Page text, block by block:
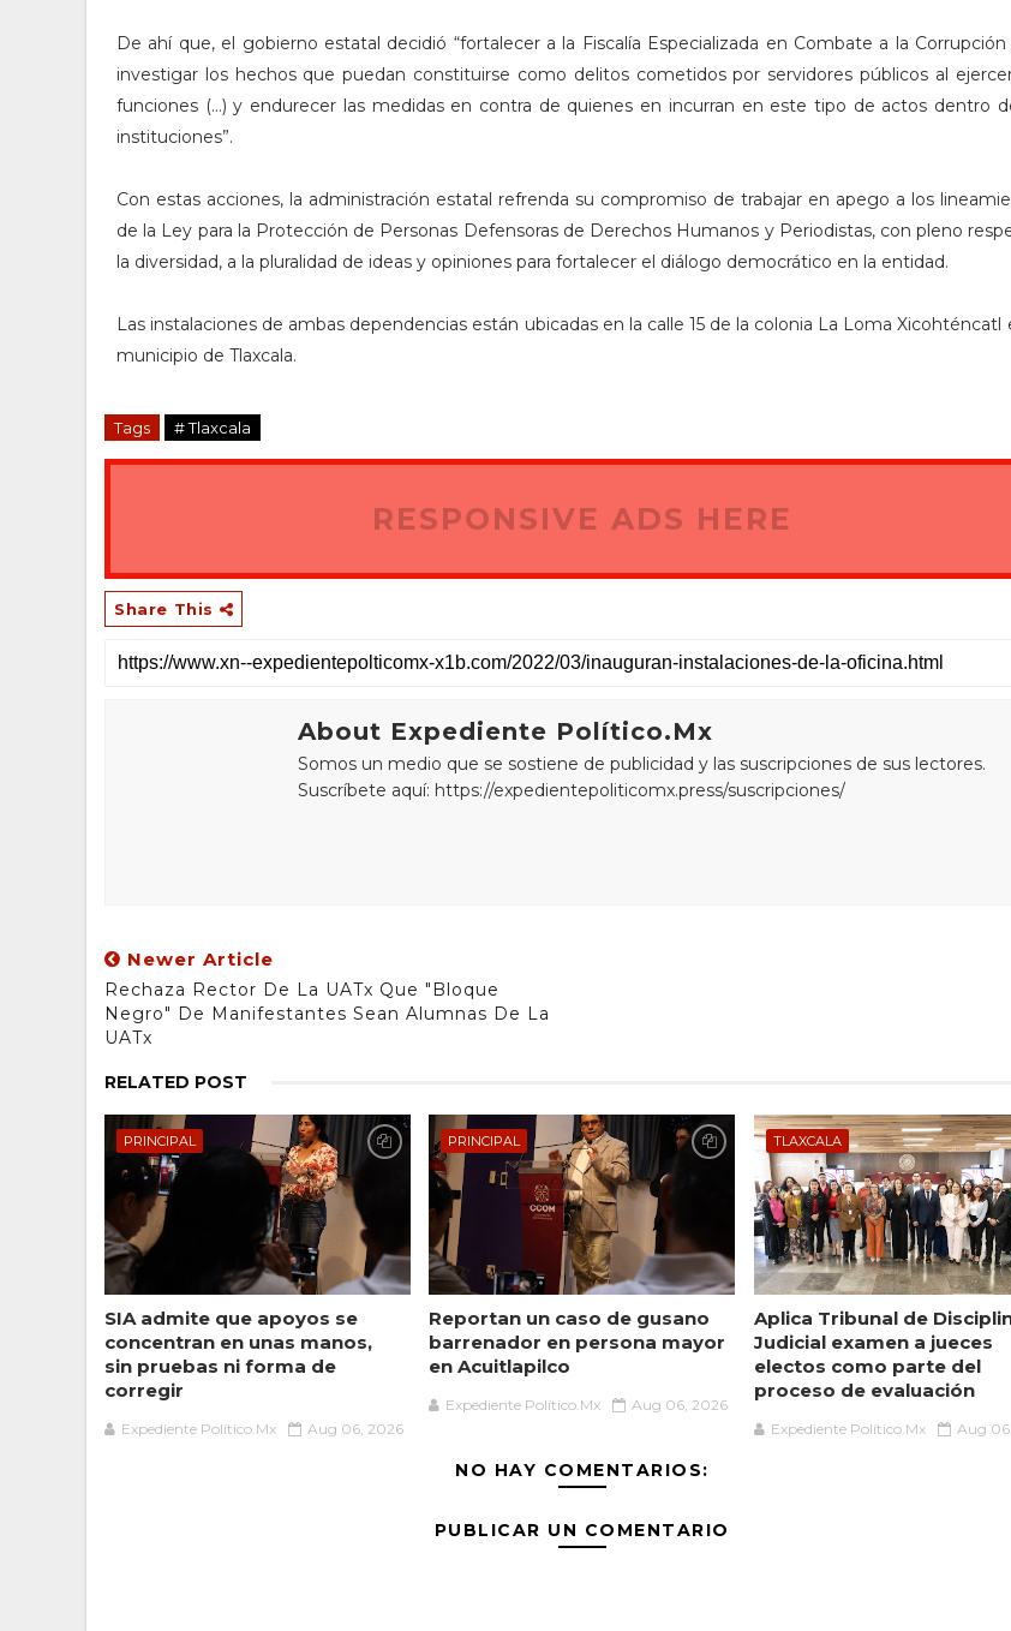
De ahí que, el gobierno estatal decidió “fortalecer a la Fiscalía Especializada en Combate a la Corrupción
investigar los hechos que puedan constituirse como delitos cometidos por servidores públicos al
funciones (…) y endurecer las medidas en contra de quienes en incurran en este tipo de actos dentro
instituciones”.
Con estas acciones, la administración estatal refrenda su compromiso de trabajar en apego a los
de la Ley para la Protección de Personas Defensoras de Derechos Humanos y Periodistas, con pleno
la diversidad, a la pluralidad de ideas y opiniones para fortalecer el diálogo democrático en la entidad.
Las instalaciones de ambas dependencias están ubicadas en la calle 15 de la colonia La Loma Xicohténcatl
municipio de Tlaxcala.
Tags # Tlaxcala
RESPONSIVE ADS HERE
Share This
About Expediente Político.Mx
Somos un medio que se sostiene de publicidad y las suscripciones de sus lectores.
Suscríbete aquí: https://expedientepoliticomx.press/suscripciones/
Newer Article
Rechaza Rector De La UATx Que "bloque
Negro" De Manifestantes Sean Alumnas De La
UATx
RELATED POST
PRINCIPAL
SIA admite que apoyos se
concentran en unas manos,
sin pruebas ni forma de
corregir
Expediente Político.Mx Aug 06, 2026
PRINCIPAL
Reportan un caso de gusano
barrenador en persona mayor
en Acuitlapilco
Expediente Político.Mx Aug 06, 2026
TLAXCALA
Aplica Tribunal de
Judicial examen a jueces
electos como parte del
proceso de evaluación
Expediente Político.Mx Aug
NO HAY COMENTARIOS:
PUBLICAR UN COMENTARIO